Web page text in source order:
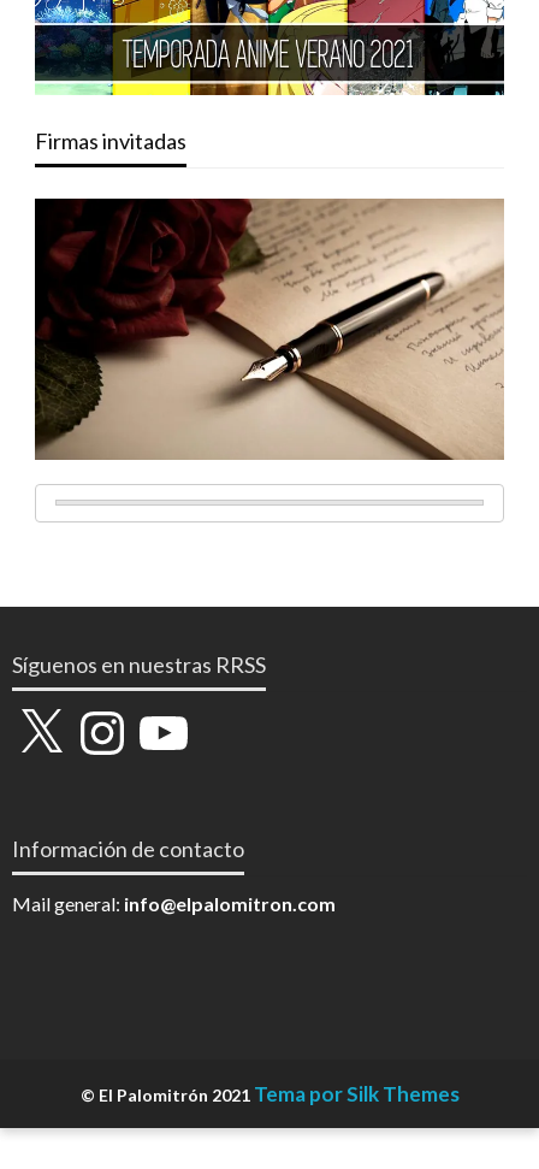
Firmas invitadas
Síguenos en nuestras RRSS
X InstagramYouTube
Información de contacto
Mail general: info@elpalomitron.com
© El Palomitrón 2021 Tema por Silk Themes